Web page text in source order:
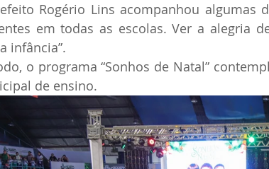
Rogério Lins acompanhou algumas
em todas as escolas. Ver a alegria
infância”.
o programa “Sonhos de Natal”
de ensino.